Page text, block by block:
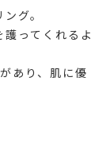
グ。
ってくれるよ
あり、肌に優